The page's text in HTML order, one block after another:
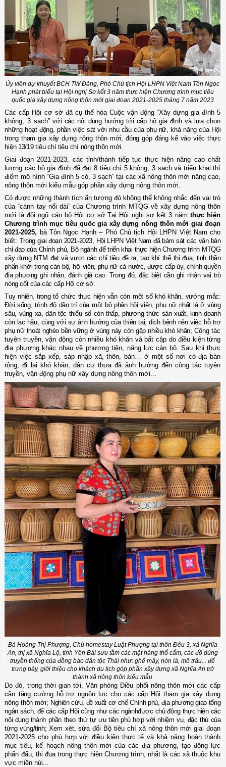
Ủy viên dự khuyết BCH TW Đảng, Phó Chủ tịch Hội LHPN Việt Nam Tôn Ngọc
Hạnh phát biểu tại Hội nghị Sơ kết 3 năm thực hiện Chương trình mục tiêu
quốc gia xây dựng nông thôn mới giai đoạn 2021-2025 tháng 7 năm 2023
Các cấp Hội cơ sở đã cụ thể hóa Cuộc vận động “Xây dựng gia đình 5
không, 3 sạch”với các nội dung hướng tới cấp hộ gia đình và lựa chọn
những hoạt động, phần việc sát với nhu cầu của phụ nữ, khả năng của Hội
trong tham gia xây dựng nông thôn mới, đóng góp đáng kể vào việc thực
hiện 13/19 tiêu chí tiêu chí nông thôn mới.
Giai đoạn 2021-2023, các tỉnh/thành tiếp tục thực hiện nâng cao chất
lượng các hộ gia đình đã đạt 8 tiêu chí 5 không, 3 sạch và triển khai thí
điểm mô hình “Gia đình 5 có, 3 sạch” tại các xã nông thôn mới nâng cao,
nông thôn mới kiểu mẫu góp phần xây dựng nông thôn mới.
Có được những thành tích ấn tượng đó không thể không nhắc đến vai trò
của “cánh tay nối dài”của Chương trình MTQG về xây dựng nông thôn
mới
là đội ngũ cán bộHội cơ sở.Tại Hội nghị sơ kết 3 nămthực hiện
Chương trình mục tiêu quốc gia xây dựng nông thôn mới giai đoạn
2021-2025, bà Tôn Ngọc Hạnh – Phó Chủ tịch Hội LHPN Việt Nam cho
biết: Trong giai đoạn 2021-2023, Hội LHPN Việt Nam đã bám sát các văn bản
chỉ đạo của Chính phủ, Bộ ngành để triển khai thực hiện Chương trình MTQG
xây dựng NTM đạt và vượt các chỉ tiêu đề ra, tạo khí thế thi đua, tinh thần
phấn khởi trong cán bộ, hội viên, phụ nữ cả nước, được cấp ủy, chính quyền
địa phương ghi nhận, đánh giá cao. Trong đó,đặc biệt cần ghi nhận vai trò
nòng cốt củacác cấp Hội cơ sở.
Tuy nhiên, trong tổ chức thực hiện vẫn còn một số khó khăn, vướng mắc:
Đời sống, trình độ dân trí của một bộ phận hội viên, phụ nữ nhất là ở vùng
sâu, vùng xa, dân tộc thiểu số còn thấp, phương thức sản xuất, kinh doanh
còn lạc hậu, cùng với sự ảnh hưởng của thiên tai, dịch bệnh nên việc hỗ trợ
phụ nữ thoát nghèo bền vững ở vùng này còn gặp nhiều khó khăn; Công tác
tuyên truyền, vận động còn nhiều khó khăn và bất cập do điều kiện từng
địa phương khác nhau về phương tiện, năng lực cán bộ. Sau khi thực
hiện việc sắp xếp, sáp nhập xã, thôn, bản… ở một số nơi có địa bàn
rộng, đi lại khó khăn, dân cư thưa đã ảnh hưởng đến công tác tuyên
truyền, vận động phụ nữ xây dựng nông thôn mới.
Bà Hoàng Thị Phượng, Chủ homestay Luật Phượng tại thôn Đêu 3, xã Nghĩa
An, thị xã Nghĩa Lộ, tỉnh Yên Bái sưu tầm các mặt hàng thổ cẩm, các đồ dùng
truyền thống của đồng bào dân tộc Thái như: ghế mây, nón lá, mõ trâu... để
trưng bày, giới thiệu cho khách du lịch góp phần xây dựng xã Nghĩa An trở
thành xã nông thôn kiểu mẫu
Do đó, trong thời gian tới,Văn phòng Điều phối nôngthôn mớicác cấp
cần tăng cường hỗ trợ nguồn lực cho các cấp Hội tham gia xây dựng
nông thôn mới; Nghiên cứu, đề xuất cơ chế Chính phủ, địa phương giao tổng
ngân sách, để các cấp Hội cũng như các ngànhđược chủ động thực hiện các
nội dung thành phần theo thứ tự ưu tiên phù hợp vớinhiệm vụ, đặc thù của
từng vùng/tỉnh; Xem xét, sửa đổi Bộ tiêu chí xã nông thôn mớigiai đoạn
2021-2025 cho phù hợp với điều kiện thực tế và khả năng hoàn thành
mục tiêu, kế hoạch nông thôn mới của các địa phương, tạo động lực
phấn đấu, thi đua trong thực hiện Chương trình, nhất là các xã thuộc khu
vực miền núi